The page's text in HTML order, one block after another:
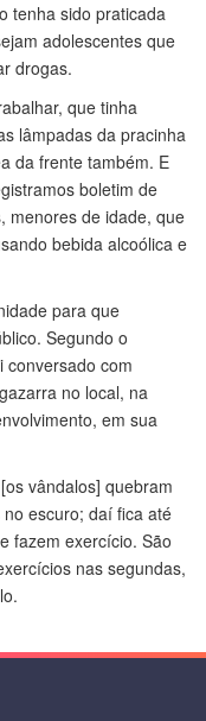
tenha sido praticada
adolescentes que
drogas.
que tinha
lâmpadas da pracinha
da frente também. E
boletim de
menores de idade, que
bebida alcoólica e
para que
Segundo o
conversado com
no local, na
em sua
vândalos] quebram
escuro; daí fica até
fazem exercício. São
nas segundas,